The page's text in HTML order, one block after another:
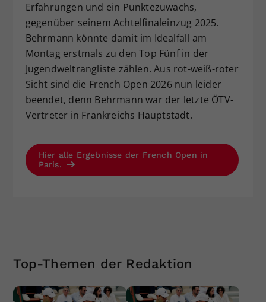
Erfahrungen und ein Punktezuwachs,
gegenüber seinem Achtelfinaleinzug 2025.
Behrmann könnte damit im Idealfall am
Montag erstmals zu den Top Fünf in der
Jugendweltrangliste zählen. Aus rot-weiß-roter
Sicht sind die French Open 2026 nun leider
beendet, denn Behrmann war der letzte ÖTV-
Vertreter in Frankreichs Hauptstadt.
Hier alle Ergebnisse der French Open in
Paris.
Top-Themen der Redaktion